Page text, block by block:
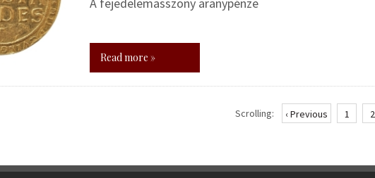
Read more »
Scrolling: ‹ Previous 1 2